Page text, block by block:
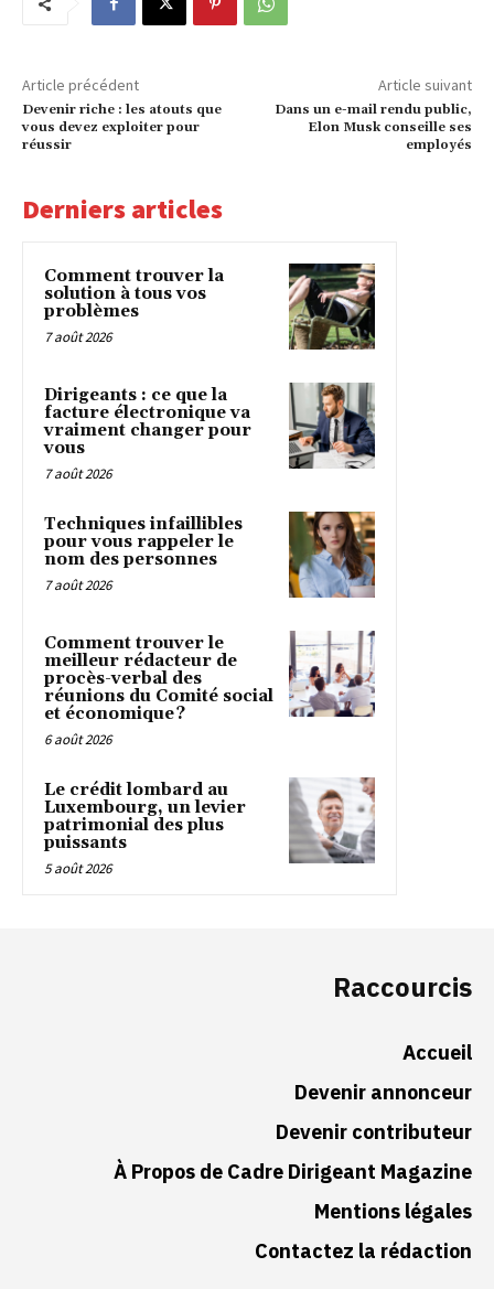
Article précédent
Devenir riche : les atouts que
vous devez exploiter pour
réussir
Article suivant
Dans un e-mail rendu public,
Elon Musk conseille ses
employés
Derniers articles
Comment trouver la
solution à tous vos
problèmes
7 août 2026
Dirigeants : ce que la
facture électronique va
vraiment changer pour
vous
7 août 2026
Techniques infaillibles
pour vous rappeler le
nom des personnes
7 août 2026
Comment trouver le
meilleur rédacteur de
procès-verbal des
réunions du Comité social
et économique ?
6 août 2026
Le crédit lombard au
Luxembourg, un levier
patrimonial des plus
puissants
5 août 2026
Raccourcis
Accueil
Devenir annonceur
Devenir contributeur
À Propos de Cadre Dirigeant Magazine
Mentions légales
Contactez la rédaction